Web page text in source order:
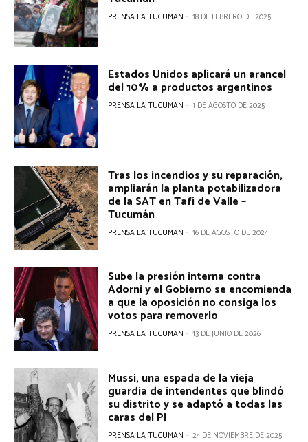
PRENSA LA TUCUMAN - 18 DE FEBRERO DE 2025
Estados Unidos aplicará un arancel
del 10% a productos argentinos
PRENSA LA TUCUMAN - 1 DE AGOSTO DE 2025
Tras los incendios y su reparación,
ampliarán la planta potabilizadora
de la SAT en Tafí de Valle –
Tucumán
PRENSA LA TUCUMAN - 16 DE AGOSTO DE 2024
Sube la presión interna contra
Adorni y el Gobierno se encomienda
a que la oposición no consiga los
votos para removerlo
PRENSA LA TUCUMAN - 13 DE JUNIO DE 2026
Mussi, una espada de la vieja
guardia de intendentes que blindó
su distrito y se adaptó a todas las
caras del PJ
PRENSA LA TUCUMAN - 24 DE NOVIEMBRE DE 2025